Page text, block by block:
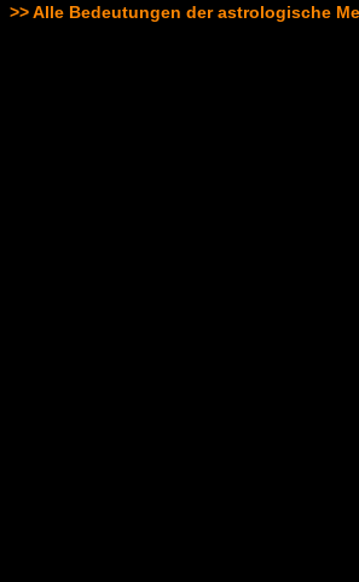
>> Alle Bedeutungen der astrologische